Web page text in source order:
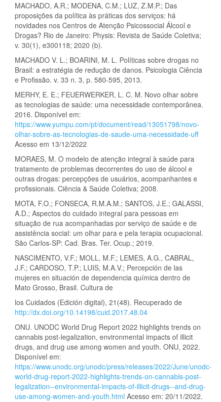
MACHADO, A.R.; MODENA, C.M.; LUZ, Z.M.P.; Das
proposições da política às práticas dos serviços: há
novidades nos Centros de Atenção Psicossocial Álcool e
Drogas? Rio de Janeiro: Physis: Revista de Saúde Coletiva;
v. 30(1), e300118; 2020 (b).
MACHADO V. L.; BOARINI, M. L. Políticas sobre drogas no
Brasil: a estratégia de redução de danos. Psicologia Ciência
e Profissão. v. 33 n. 3, p. 580-595, 2013.
MERHY, E. E.; FEUERWERKER, L. C. M. Novo olhar sobre
as tecnologias de saúde: uma necessidade contemporânea.
2016. Disponível em:
https://www.yumpu.com/pt/document/read/13051798/novo-
olhar-sobre-as-tecnologias-de-saude-uma-necessidade-uff
Acesso em 13/12/2022
MORAES, M. O modelo de atenção integral à saúde para
tratamento de problemas decorrentes do uso de álcool e
outras drogas: percepções de usuários, acompanhantes e
profissionais. Ciência & Saúde Coletiva; 2008.
MOTA, F.O.; FONSECA, R.M.A.M.; SANTOS, J.E.; GALASSI,
A.D.; Aspectos do cuidado integral para pessoas em
situação de rua acompanhadas por serviço de saúde e de
assistência social: um olhar para e pela terapia ocupacional.
São Carlos-SP: Cad. Bras. Ter. Ocup.; 2019.
NASCIMENTO, V.F.; MOLL, M.F.; LEMES, A.G., CABRAL,
J.F.; CARDOSO, T.P.; LUIS, M.A.V.; Percepción de las
mujeres en situación de dependencia química dentro de
Mato Grosso, Brasil. Cultura de
los Cuidados (Edición digital), 21(48). Recuperado de
http://dx.doi.org/10.14198/cuid.2017.48.04
ONU. UNODC World Drug Report 2022 highlights trends on
cannabis post-legalization, environmental impacts of illicit
drugs, and drug use among women and youth. ONU, 2022.
Disponível em:
https://www.unodc.org/unodc/press/releases/2022/June/unodc-
world-drug-report-2022-highlights-trends-on-cannabis-post-
legalization--environmental-impacts-of-illicit-drugs--and-drug-
use-among-women-and-youth.html Acesso em: 20/11/2022.